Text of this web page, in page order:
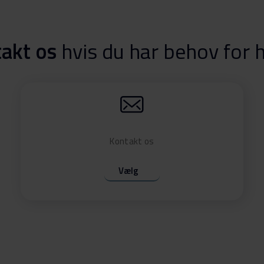
Download
os hvis du har behov for
Kontakt os
Vælg